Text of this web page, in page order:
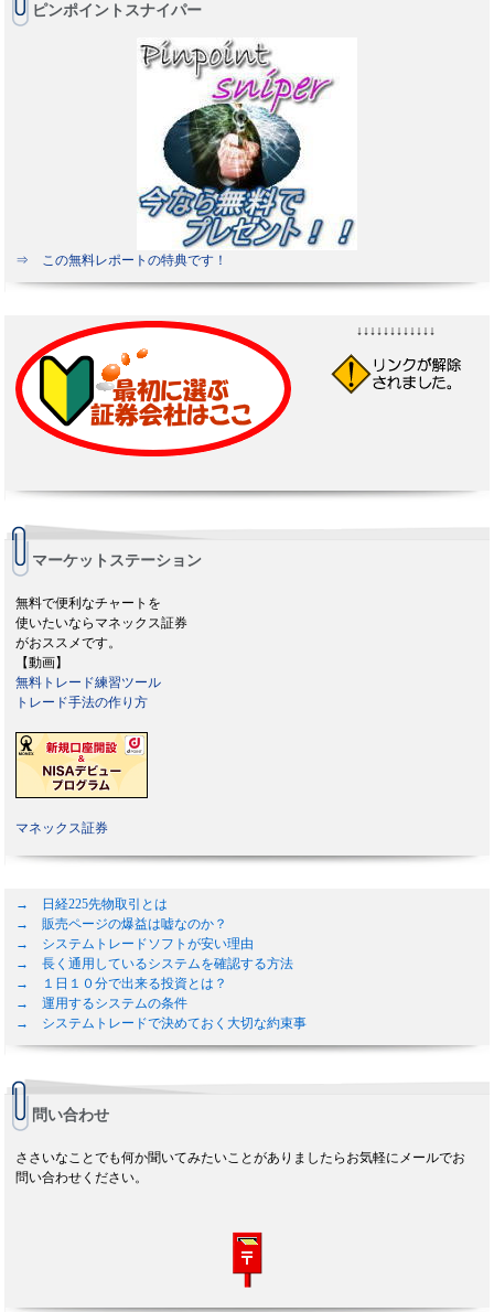
ピンポイントスナイパー
⇒ この無料レポートの特典です！
↓↓↓↓↓↓↓↓↓↓↓↓
マーケットステーション
無料で便利なチャートを
使いたいならマネックス証券
がおススメです。
【動画】
無料トレード練習ツール
トレード手法の作り方
マネックス証券
→ 日経225先物取引とは
→ 販売ページの爆益は嘘なのか？
→ システムトレードソフトが安い理由
→ 長く通用しているシステムを確認する方法
→ １日１０分で出来る投資とは？
→ 運用するシステムの条件
→ システムトレードで決めておく大切な約束事
問い合わせ
ささいなことでも何か聞いてみたいことがありましたらお気軽にメールでお
問い合わせください。